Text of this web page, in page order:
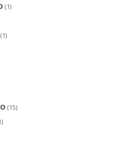
(1)
(1)
(15)